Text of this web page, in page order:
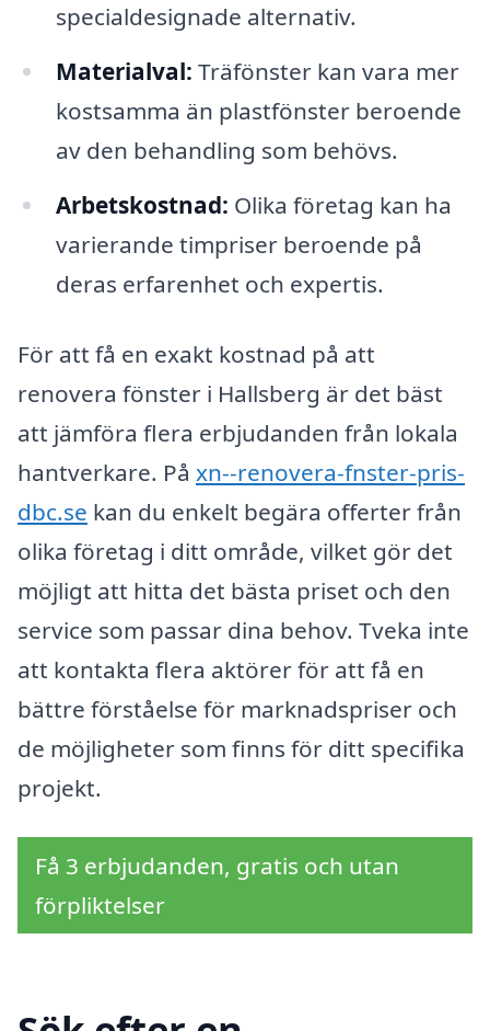
specialdesignade alternativ.
Materialval: Träfönster kan vara mer
kostsamma än plastfönster beroende
av den behandling som behövs.
Arbetskostnad: Olika företag kan ha
varierande timpriser beroende på
deras erfarenhet och expertis.
För att få en exakt kostnad på att
renovera fönster i Hallsberg är det bäst
att jämföra flera erbjudanden från lokala
hantverkare. På xn--renovera-fnster-pris-
dbc.se kan du enkelt begära offerter från
olika företag i ditt område, vilket gör det
möjligt att hitta det bästa priset och den
service som passar dina behov. Tveka inte
att kontakta flera aktörer för att få en
bättre förståelse för marknadspriser och
de möjligheter som finns för ditt specifika
projekt.
Få 3 erbjudanden, gratis och utan
förpliktelser